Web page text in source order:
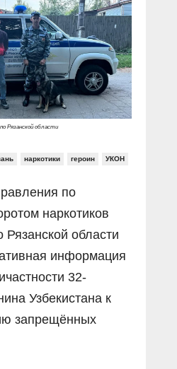
Рязанской области
наркотики героин УКОН
по
наркотиков
области
информация
32-
Узбекистана к
запрещённых